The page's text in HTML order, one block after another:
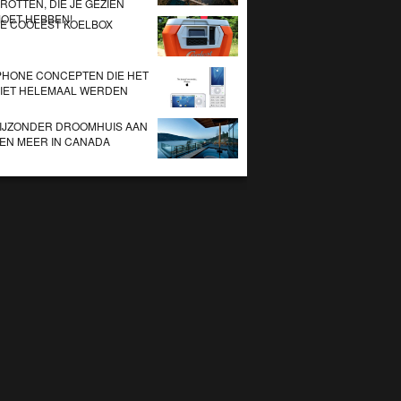
DIE JE GEZIEN
HEBBEN!
COOLEST KOELBOX
CONCEPTEN DIE HET
HELEMAAL WERDEN
DROOMHUIS AAN
MEER IN CANADA